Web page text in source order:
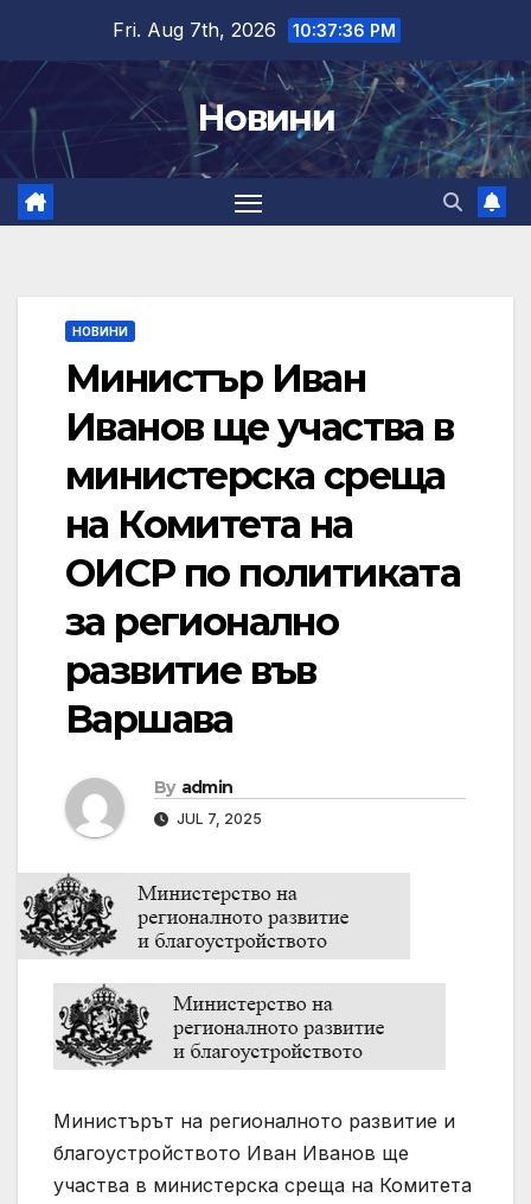
content
Fri. Aug 7th, 2026 10:37:36 PM
Новини
НОВИНИ
Министър Иван
Иванов ще участва в
министерска среща
на Комитета на
ОИСР по политиката
за регионално
развитие във
Варшава
By admin
JUL 7, 2025
Министърът на регионалното развитие и
благоустройството Иван Иванов ще
участва в министерска среща на Комитета